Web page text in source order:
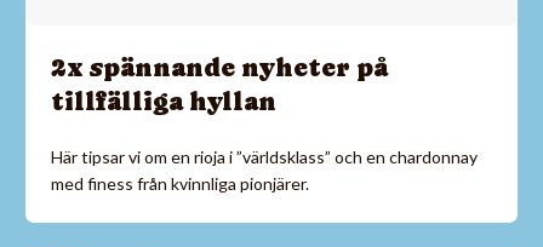
2x spännande nyheter på
tillfälliga hyllan
Här tipsar vi om en rioja i ”världsklass” och en chardonnay
med finess från kvinnliga pionjärer.